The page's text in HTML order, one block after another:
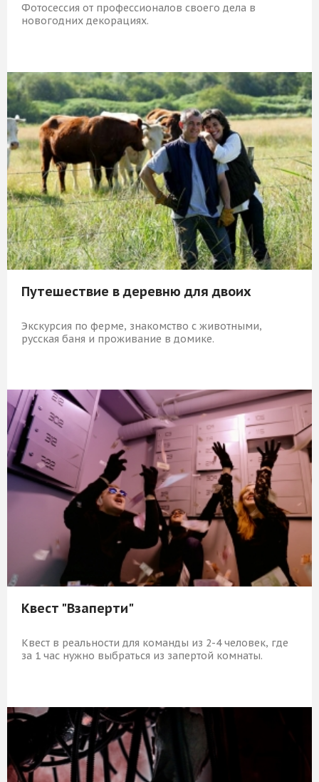
Фотосессия от профессионалов своего дела в
новогодних декорациях.
8 009 Р КУПИТЬ
Путешествие в деревню для двоих
Экскурсия по ферме, знакомство с животными,
русская баня и проживание в домике.
8 829 Р КУПИТЬ
Квест "Взаперти"
Квест в реальности для команды из 2-4 человек, где
за 1 час нужно выбраться из запертой комнаты.
5 839 Р